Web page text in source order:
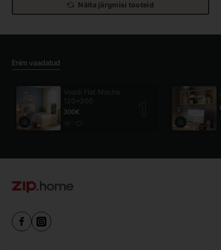
Näita järgmisi tooteid
Enim vaadatud
Voodi Flat Mocha
120x200
300€